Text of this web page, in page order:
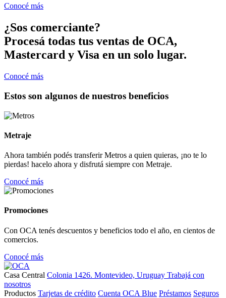
Conocé más
¿Sos comerciante?
Procesá todas tus ventas de OCA,
Mastercard y Visa en un solo lugar.
Conocé más
Estos son algunos de nuestros beneficios
Metraje
Ahora también podés transferir Metros a quien quieras, ¡no te lo
pierdas! hacelo ahora y disfrutá siempre con Metraje.
Conocé más
Promociones
Con OCA tenés descuentos y beneficios todo el año, en cientos de
comercios.
Conocé más
Casa Central Colonia 1426. Montevideo, Uruguay Trabajá con
nosotros
Productos Tarjetas de crédito Cuenta OCA Blue Préstamos Seguros